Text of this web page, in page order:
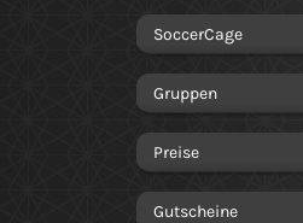
SoccerCage
Gruppen
Preise
Gutscheine